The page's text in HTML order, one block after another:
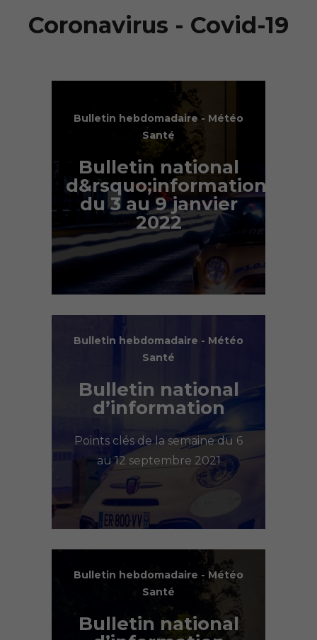
Coronavirus - Covid-19
Bulletin hebdomadaire - Météo
Santé
Bulletin national
d&rsquo;information
du 3 au 9 janvier
2022
Bulletin hebdomadaire - Météo
Santé
Bulletin national
d’information
Points clés de la semaine du 6
au 12 septembre 2021
Bulletin hebdomadaire - Météo
Santé
Bulletin national